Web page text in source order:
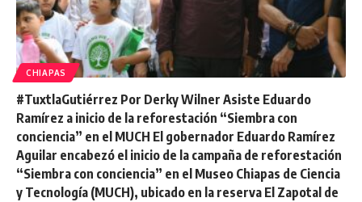
CHIAPAS
#TuxtlaGutiérrez Por Derky Wilner Asiste Eduardo
Ramírez a inicio de la reforestación “Siembra con
conciencia” en el MUCH El gobernador Eduardo Ramírez
Aguilar encabezó el inicio de la campaña de reforestación
“Siembra con conciencia” en el Museo Chiapas de Ciencia
y Tecnología (MUCH), ubicado en la reserva El Zapotal de